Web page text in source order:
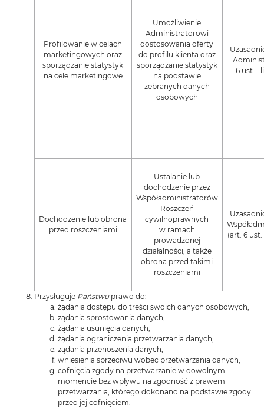
Profilowanie w celach
marketingowych oraz
sporządzanie statystyk
na cele marketingowe
Umożliwienie
Administratorowi
dostosowania oferty
do profilu klienta oraz
sporządzanie statystyk
na podstawie
zebranych danych
osobowych
6 ust. 1
Dochodzenie lub obrona
przed roszczeniami
Ustalanie lub
dochodzenie przez
Współadministratorów
Roszczeń
cywilnoprawnych
w ramach
prowadzonej
działalności, a także
obrona przed takimi
roszczeniami
(art. 6 ust.
Przysługuje Państwuprawo do:
żądania dostępu do treści swoich danych osobowych,
żądania sprostowania danych,
żądania usunięcia danych,
żądania ograniczenia przetwarzania danych,
żądania przenoszenia danych,
wniesienia sprzeciwu wobec przetwarzania danych,
cofnięcia zgody na przetwarzanie w dowolnym
momencie bez wpływu na zgodność z prawem
przetwarzania, którego dokonano na podstawie zgody
przed jej cofnięciem.